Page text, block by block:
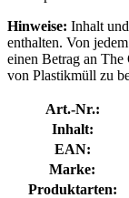
Hinweise: Inhalt
enthalten. Von
einen Betrag an
von Plastikmüll zu
Art.-Nr.:
Inhalt:
EAN:
Marke:
Produktarten: